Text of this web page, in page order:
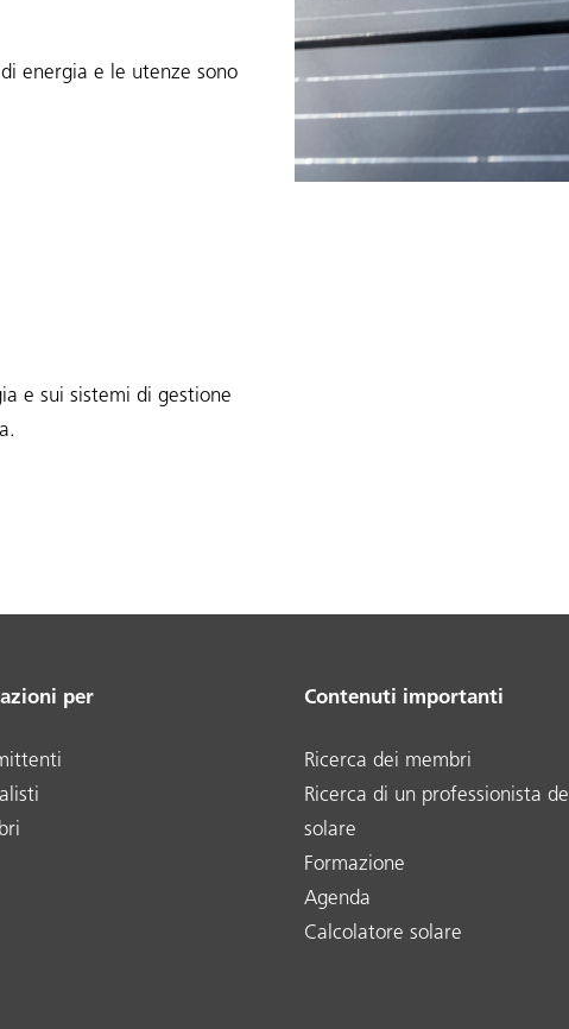
energia e le utenze sono
e sui sistemi di gestione
.
per Contenuti importanti
Ricerca dei membri
Ricerca di un professionista del
solare
Formazione
Agenda
Calcolatore solare